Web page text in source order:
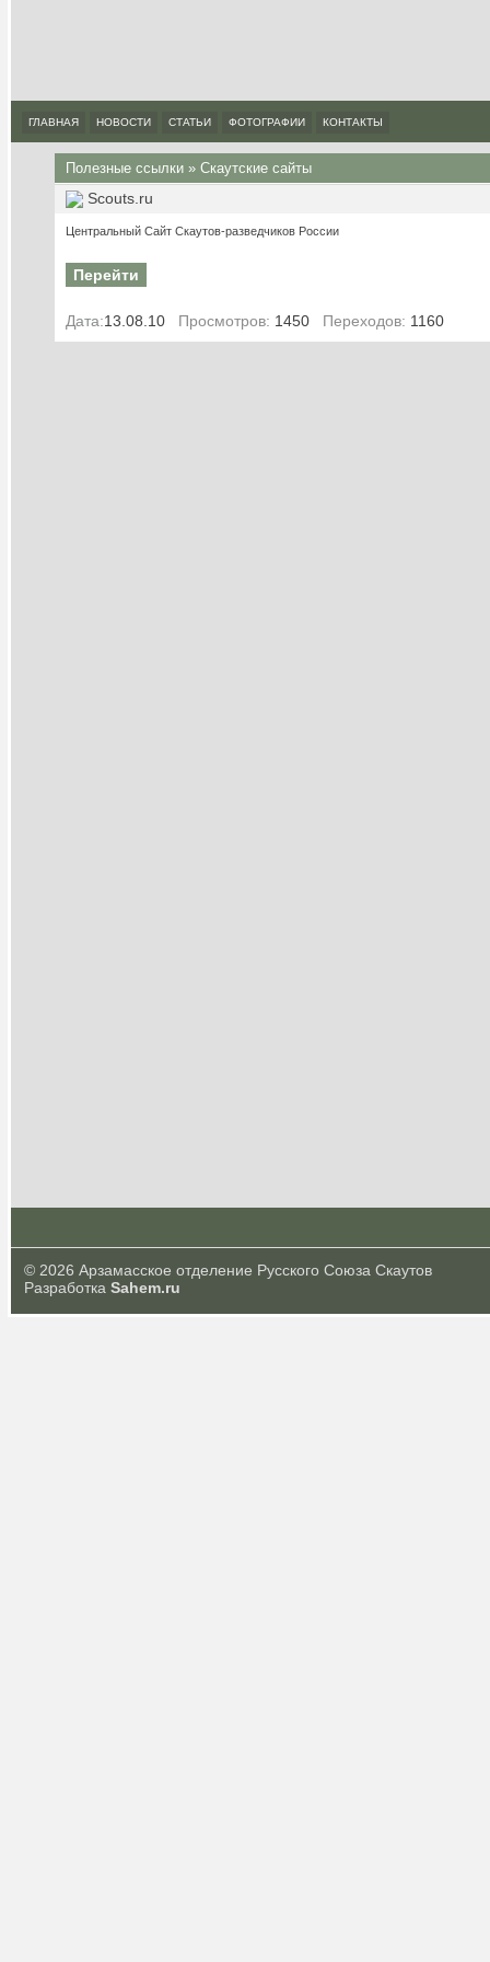
ГЛАВНАЯ НОВОСТИ СТАТЬИ ФОТОГРАФИИ КОНТАКТЫ
Полезные ссылки » Скаутские сайты
Scouts.ru
Центральный Сайт Скаутов-разведчиков России
Перейти
Дата:13.08.10 Просмотров: 1450 Переходов: 1160
© 2026 Арзамасское отделение Русского Союза Скаутов
Разработка Sahem.ru